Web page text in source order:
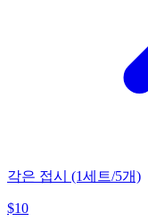
각은 접시 (1세트/5개)
$10